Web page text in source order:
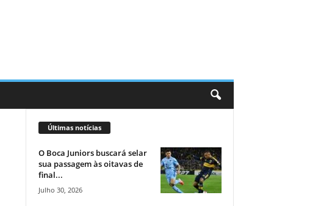
Últimas notícias
O Boca Juniors buscará selar
sua passagem às oitavas de
final...
Julho 30, 2026